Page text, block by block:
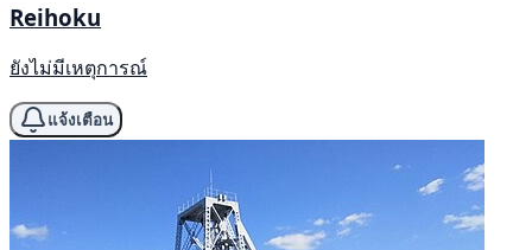
Reihoku
ยังไม่มีเหตุการณ์
แจ้งเตือน